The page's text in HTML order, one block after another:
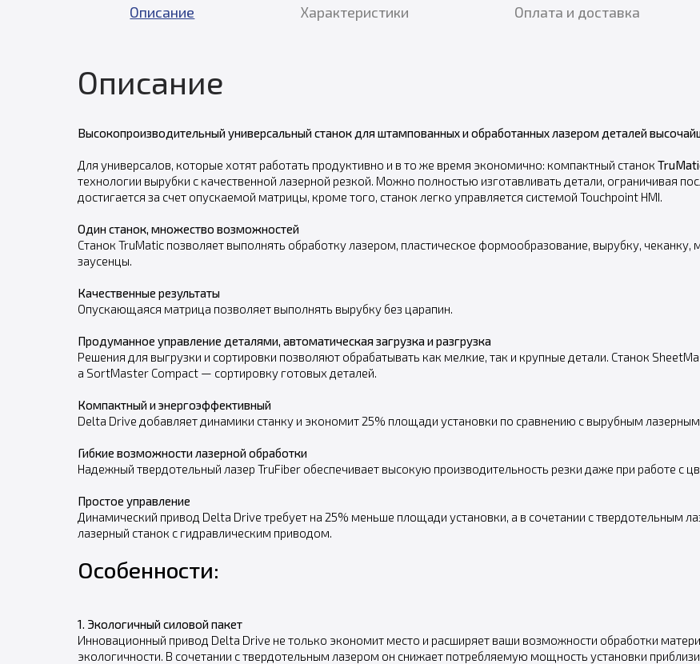
Описание Характеристики Оплата и доставка
Описание
Высокопроизводительный универсальный станок для штампованных и обработанных лазером деталей
Для универсалов, которые хотят работать продуктивно и в то же время экономично: компактный станок
технологии вырубки с качественной лазерной резкой. Можно полностью изготавливать детали, ограничивая
достигается за счет опускаемой матрицы, кроме того, станок легко управляется системой Touchpoint HMI.
Один станок, множество возможностей
Станок TruMatic позволяет выполнять обработку лазером, пластическое формообразование, вырубку, чеканку,
заусенцы.
Качественные результаты
Опускающаяся матрица позволяет выполнять вырубку без царапин.
Продуманное управление деталями, автоматическая загрузка и разгрузка
Решения для выгрузки и сортировки позволяют обрабатывать как мелкие, так и крупные детали. Станок
а SortMaster Compact — сортировку готовых деталей.
Компактный и энергоэффективный
Delta Drive добавляет динамики станку и экономит 25% площади установки по сравнению с вырубным
Гибкие возможности лазерной обработки
Надежный твердотельный лазер TruFiber обеспечивает высокую производительность резки даже при работе с
Простое управление
Динамический привод Delta Drive требует на 25% меньше площади установки, а в сочетании с твердотельным
лазерный станок с гидравлическим приводом.
Особенности:
1. Экологичный силовой пакет
Инновационный привод Delta Drive не только экономит место и расширяет ваши возможности обработки
экологичности. В сочетании с твердотельным лазером он снижает потребляемую мощность установки